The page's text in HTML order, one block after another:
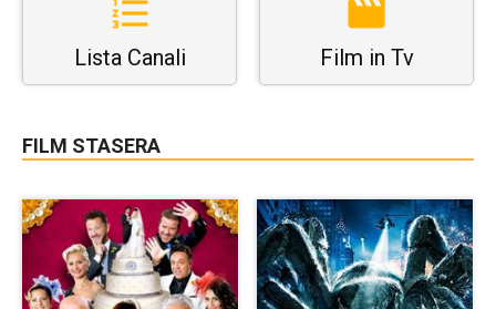
Lista Canali Film in Tv
FILM STASERA